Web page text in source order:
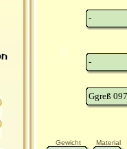
-
-
Ggreß
Gewicht Material